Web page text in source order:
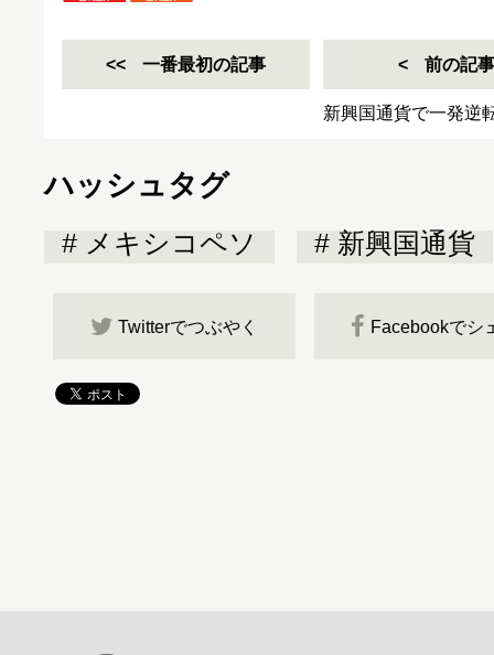
一番最初の記事 前の記事
新興国通貨で一発逆
ハッシュタグ
メキシコペソ 新興国通貨
Twitterでつぶやく Facebookでシ